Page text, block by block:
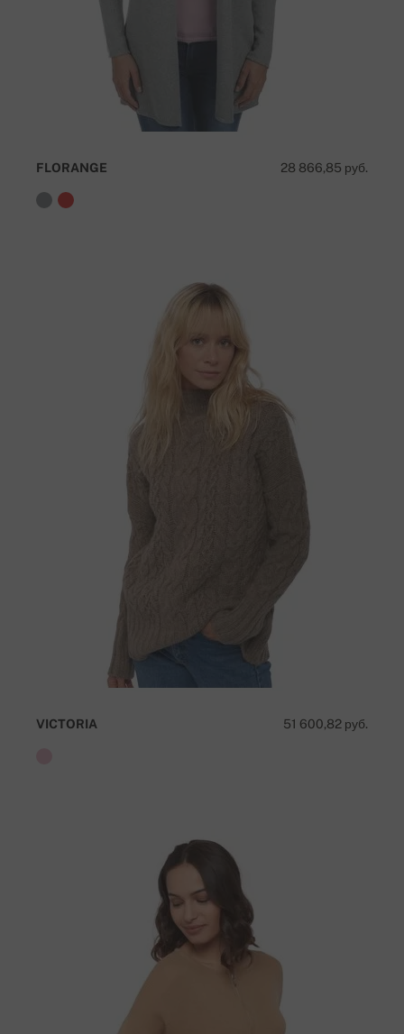
28 866,85 руб.
FLORANGE
51 600,82 руб.
VICTORIA